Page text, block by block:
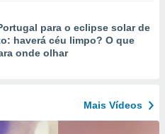
para o eclipse solar de
haverá céu limpo? O que
onde olhar
Mais Vídeos